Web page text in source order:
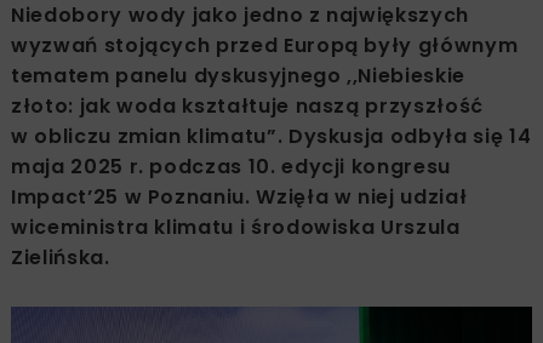
Niedobory wody jako jedno z największych
wyzwań stojących przed Europą były głównym
tematem panelu dyskusyjnego ,,Niebieskie
złoto: jak woda kształtuje naszą przyszłość
w obliczu zmian klimatu”. Dyskusja odbyła się 14
maja 2025 r. podczas 10. edycji kongresu
Impact’25 w Poznaniu. Wzięła w niej udział
wiceministra klimatu i środowiska Urszula
Zielińska.